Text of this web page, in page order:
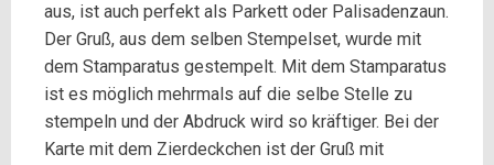
aus, ist auch perfekt als Parkett oder Palisadenzaun.
Der Gruß, aus dem selben Stempelset, wurde mit
dem Stamparatus gestempelt. Mit dem Stamparatus
ist es möglich mehrmals auf die selbe Stelle zu
stempeln und der Abdruck wird so kräftiger. Bei der
Karte mit dem Zierdeckchen ist der Gruß mit